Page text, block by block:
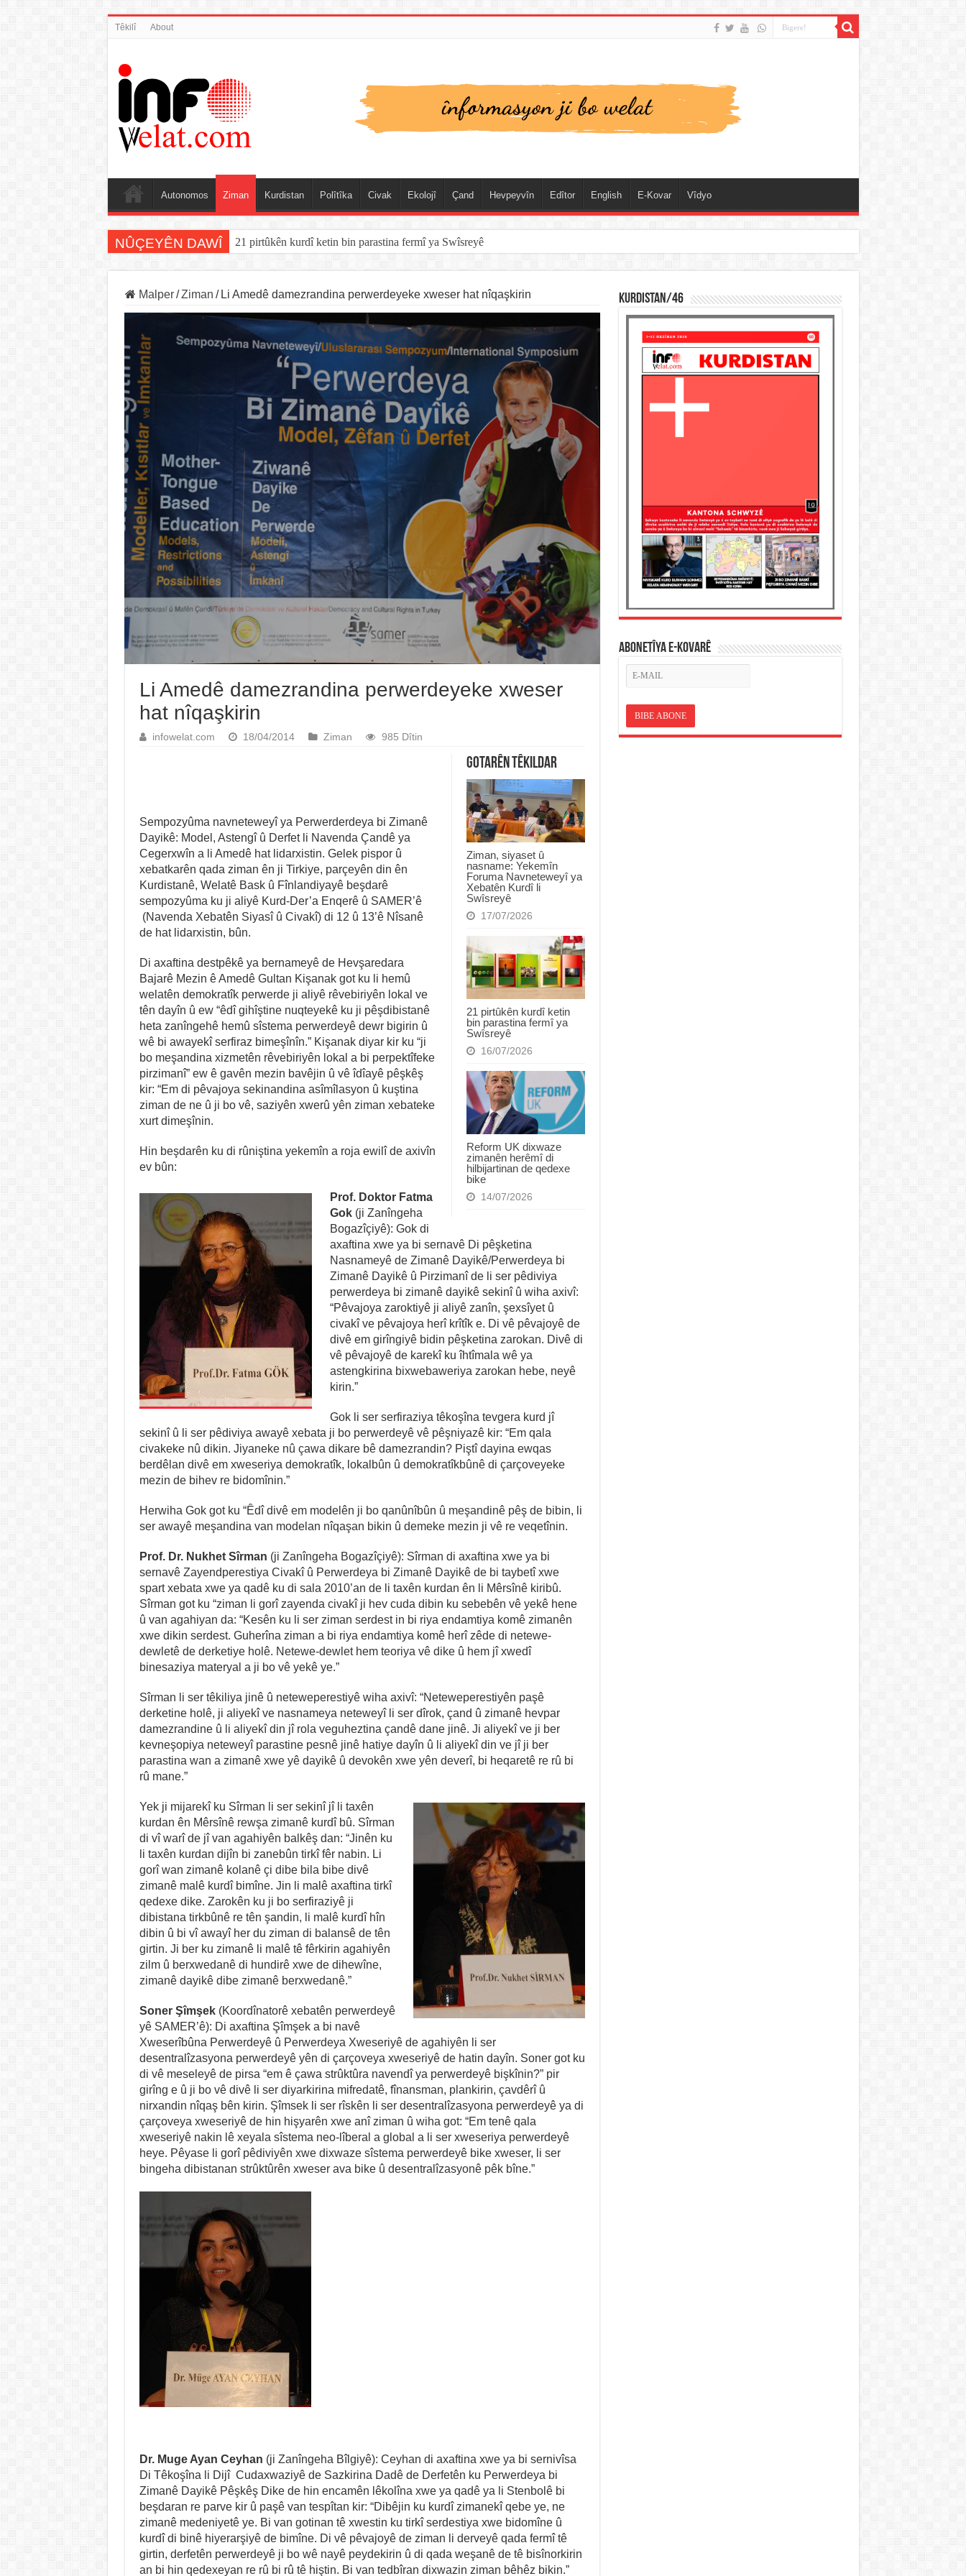
Têkilî About
Autonomos Ziman Kurdistan Polîtîka Civak Ekolojî Çand Hevpeyvîn Edîtor English E-Kovar Vîdyo
NÛÇEYÊN DAWÎ 21 pirtûkên kurdî ketin bin parastina fermî ya Swîsreyê
YE derî vekir: Serxwebûna Katalonyayê dîsa di rojevê de ye
Malper / Ziman / Li Amedê damezrandina perwerdeyeke xweser hat nîqaşkirin
Li Amedê damezrandina perwerdeyeke xweser
hat nîqaşkirin
infowelat.com 18/04/2014 Ziman 985 Dîtin
Gotarên Têkildar
Ziman, siyaset û
nasname: Yekemîn
Foruma Navneteweyî ya
Xebatên Kurdî li
Swîsreyê
17/07/2026
21 pirtûkên kurdî ketin
bin parastina fermî ya
Swîsreyê
16/07/2026
Reform UK dixwaze
zimanên herêmî di
hilbijartinan de qedexe
bike
14/07/2026
Sempozyûma navneteweyî ya Perwerderdeya bi Zimanê
Dayikê: Model, Astengî û Derfet li Navenda Çandê ya
Cegerxwîn a li Amedê hat lidarxistin. Gelek pispor û
xebatkarên qada ziman ên ji Tirkiye, parçeyên din ên
Kurdistanê, Welatê Bask û Fînlandiyayê beşdarê
sempozyûma ku ji aliyê Kurd-Der’a Enqerê û SAMER’ê
(Navenda Xebatên Siyasî û Civakî) di 12 û 13’ê Nîsanê
de hat lidarxistin, bûn.
Di axaftina destpêkê ya bernameyê de Hevşaredara
Bajarê Mezin ê Amedê Gultan Kişanak got ku li hemû
welatên demokratîk perwerde ji aliyê rêvebiriyên lokal ve
tên dayîn û ew “êdî gihîştine nuqteyekê ku ji pêşdibistanê
heta zanîngehê hemû sîstema perwerdeyê dewr bigirin û
wê bi awayekî serfiraz bimeşînîn.” Kişanak diyar kir ku “ji
bo meşandina xizmetên rêvebiriyên lokal a bi perpektîfeke
pirzimanî” ew ê gavên mezin bavêjin û vê îdîayê pêşkêş
kir: “Em di pêvajoya sekinandina asîmîlasyon û kuştina
ziman de ne û ji bo vê, saziyên xwerû yên ziman xebateke
xurt dimeşînin.
Hin beşdarên ku di rûniştina yekemîn a roja ewilî de axivîn
ev bûn:
Prof. Doktor Fatma
Gok(ji Zanîngeha
Bogazîçiyê): Gok di
axaftina xwe ya bi sernavê Di pêşketina
Nasnameyê de Zimanê Dayikê/Perwerdeya bi
Zimanê Dayikê û Pirzimanî de li ser pêdiviya
perwerdeya bi zimanê dayikê sekinî û wiha axivî:
“Pêvajoya zaroktiyê ji aliyê zanîn, şexsîyet û
civakî ve pêvajoya herî krîtîk e. Di vê pêvajoyê de
divê em girîngiyê bidin pêşketina zarokan. Divê di
vê pêvajoyê de karekî ku îhtîmala wê ya
astengkirina bixwebaweriya zarokan hebe, neyê
kirin.”
Gok li ser serfiraziya têkoşîna tevgera kurd jî
sekinî û li ser pêdiviya awayê xebata ji bo perwerdeyê vê pêşniyazê kir: “Em qala
civakeke nû dikin. Jiyaneke nû çawa dikare bê damezrandin? Piştî dayina ewqas
berdêlan divê em xweseriya demokratîk, lokalbûn û demokratîkbûnê di çarçoveyeke
mezin de bihev re bidomînin.”
Herwiha Gok got ku “Êdî divê em modelên ji bo qanûnîbûn û meşandinê pêş de bibin, li
ser awayê meşandina van modelan nîqaşan bikin û demeke mezin ji vê re veqetînin.
Prof. Dr. Nukhet Sîrman (ji Zanîngeha Bogazîçiyê): Sîrman di axaftina xwe ya bi
sernavê Zayendperestiya Civakî û Perwerdeya bi Zimanê Dayikê de bi taybetî xwe
spart xebata xwe ya qadê ku di sala 2010’an de li taxên kurdan ên li Mêrsînê kiribû.
Sîrman got ku “ziman li gorî zayenda civakî ji hev cuda dibin ku sebebên vê yekê hene
û van agahiyan da: “Kesên ku li ser ziman serdest in bi riya endamtiya komê zimanên
xwe dikin serdest. Guherîna ziman a bi riya endamtiya komê herî zêde di netewe-
dewletê de derketiye holê. Netewe-dewlet hem teoriya vê dike û hem jî xwedî
binesaziya materyal a ji bo vê yekê ye.”
Sîrman li ser têkiliya jinê û neteweperestiyê wiha axivî: “Neteweperestiyên paşê
derketine holê, ji aliyekî ve nasnameya neteweyî li ser dîrok, çand û zimanê hevpar
damezrandine û li aliyekî din jî rola veguheztina çandê dane jinê. Ji aliyekî ve ji ber
kevneşopiya neteweyî parastine pesnê jinê hatiye dayîn û li aliyekî din ve jî ji ber
parastina wan a zimanê xwe yê dayikê û devokên xwe yên deverî, bi heqaretê re rû bi
rû mane.”
Yek ji mijarekî ku Sîrman li ser sekinî jî li taxên
kurdan ên Mêrsînê rewşa zimanê kurdî bû. Sîrman
di vî warî de jî van agahiyên balkêş dan: “Jinên ku
li taxên kurdan dijîn bi zanebûn tirkî fêr nabin. Li
gorî wan zimanê kolanê çi dibe bila bibe divê
zimanê malê kurdî bimîne. Jin li malê axaftina tirkî
qedexe dike. Zarokên ku ji bo serfiraziyê ji
dibistana tirkbûnê re tên şandin, li malê kurdî hîn
dibin û bi vî awayî her du ziman di balansê de tên
girtin. Ji ber ku zimanê li malê tê fêrkirin agahiyên
zilm û berxwedanê di hundirê xwe de dihewîne,
zimanê dayikê dibe zimanê berxwedanê.”
Soner Şîmşek(Koordînatorê xebatên perwerdeyê
yê SAMER’ê): Di axaftina Şîmşek a bi navê
Xweserîbûna Perwerdeyê û Perwerdeya Xweseriyê de agahiyên li ser
desentralîzasyona perwerdeyê yên di çarçoveya xweseriyê de hatin dayîn. Soner got ku
di vê meseleyê de pirsa “em ê çawa strûktûra navendî ya perwerdeyê bişkînin?” pir
girîng e û ji bo vê divê li ser diyarkirina mifredatê, fînansman, plankirin, çavdêrî û
nirxandin nîqaş bên kirin. Şîmsek li ser rîskên li ser desentralîzasyona perwerdeyê ya di
çarçoveya xweseriyê de hin hişyarên xwe anî ziman û wiha got: “Em tenê qala
xweseriyê nakin lê xeyala sîstema neo-lîberal a global a li ser xweseriya perwerdeyê
heye. Pêyase li gorî pêdiviyên xwe dixwaze sîstema perwerdeyê bike xweser, li ser
bingeha dibistanan strûktûrên xweser ava bike û desentralîzasyonê pêk bîne.”
Dr. Muge Ayan Ceyhan (ji Zanîngeha Bîlgiyê): Ceyhan di axaftina xwe ya bi sernivîsa
Di Têkoşîna li Dijî Cudaxwaziyê de Sazkirina Dadê de Derfetên ku Perwerdeya bi
Zimanê Dayikê Pêşkêş Dike de hin encamên lêkolîna xwe ya qadê ya li Stenbolê bi
beşdaran re parve kir û paşê van tespîtan kir: “Dibêjin ku kurdî zimanekî qebe ye, ne
zimanê medeniyetê ye. Bi van gotinan tê xwestin ku tirkî serdestiya xwe bidomîne û
kurdî di binê hiyerarşiyê de bimîne. Di vê pêvajoyê de ziman li derveyê qada fermî tê
girtin, derfetên perwerdeyê ji bo wê nayê peydekirin û di qada weşanê de tê bisînorkirin
an bi hin qedexeyan re rû bi rû tê hiştin. Bi van tedbîran dixwazin ziman bêhêz bikin.”
KURDISTAN/46
ABONETÎYA E-KOVARÊ